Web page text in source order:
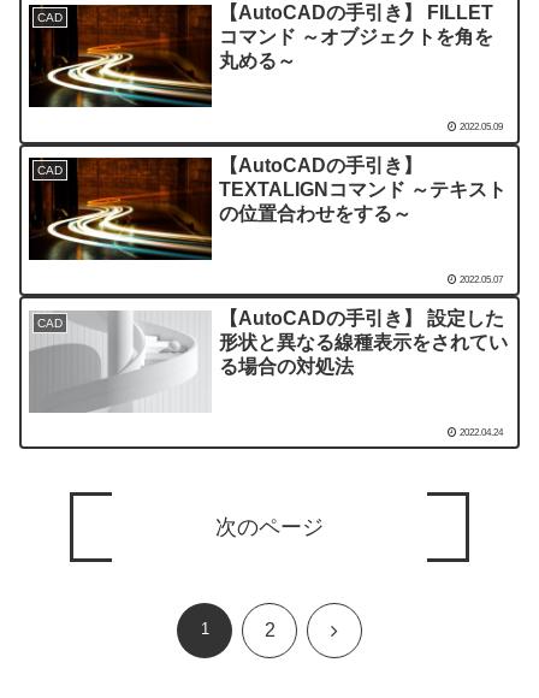
CAD
【AutoCADの手引き】 FILLET
コマンド ～オブジェクトを角を
丸める～
2022.05.09
CAD
【AutoCADの手引き】
TEXTALIGNコマンド ～テキスト
の位置合わせをする～
2022.05.07
CAD
【AutoCADの手引き】 設定した
形状と異なる線種表示をされてい
る場合の対処法
2022.04.24
次のページ
1 2 次